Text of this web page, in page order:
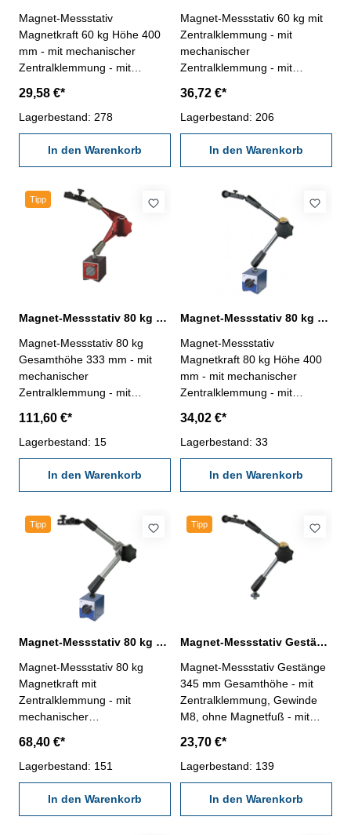
Magnet-Messstativ
Magnetkraft 60 kg Höhe 400
mm - mit mechanischer
Zentralklemmung - mit
mit 8 mm Aufnahme - mit
Ein/Ausschalter und
Prismenfuß Gesamthöhe: 400
mm Magnetkraft: 60 kg
Magnetfuß (LxBxH) mm: 59 x
29,58 €*
Lagerbestand: 278
In den Warenkorb
Magnet-Messstativ 60 kg mit
Zentralklemmung - mit
mechanischer
Zentralklemmung - mit
Messuhren mit 8 mm
Aufnahme - mit
Ein/Ausschalter und
Prismenfuß Gesamthöhe: 348
mm Magnetkraft: 60 kg
50 x 55, Gewinde M8
36,72 €*
Lagerbestand: 206
In den Warenkorb
Tipp
Magnet-Messstativ 80 kg Gesamthöhe 333 mm mit Zentralklemmung
Magnet-Messstativ 80 kg
Gesamthöhe 333 mm - mit
mechanischer
Zentralklemmung - mit
mit 8 mm Aufnahme - mit
Ein/Aus- Schalter und
Prismenfuß - im
Aluminiumkoffer Gesamthöhe:
333 mm Magnetkraft: 80 kg
50 x 55, Gewinde M8
111,60 €*
Lagerbestand: 15
In den Warenkorb
Magnet-Messstativ 80 kg Magnetkraft mit Zentralklemmung Höhe 400 mm
Magnet-Messstativ
Magnetkraft 80 kg Höhe 400
mm - mit mechanischer
Zentralklemmung - mit
mit 8 mm Aufnahme - mit
Ein/Ausschalter und
Prismenfuß Gesamthöhe: 400
mm Magnetkraft: 80 kg
Magnetfuß (LxBxH) mm: 61 x
34,02 €*
Lagerbestand: 33
In den Warenkorb
Tipp
Magnet-Messstativ 80 kg mit Zentralklemmung Gesamthöhe 430 mm
Magnet-Messstativ 80 kg
Magnetkraft mit
Zentralklemmung - mit
mechanischer
Feineinstellung - für Messuhr
mit 8 mm Aufnahme -
Magnetkraft 80 kg - mit
Ein/Ausschalter und
Prismenfuß - Fuß: L 61 x B 50
68,40 €*
Lagerbestand: 151
In den Warenkorb
Tipp
Magnet-Messstativ Gestänge 345 mm Gesamthöhe mit Zentralklemmung
Magnet-Messstativ Gestänge
345 mm Gesamthöhe - mit
Zentralklemmung, Gewinde
M8, ohne Magnetfuß - mit
Messuhren mit 8 mm
Aufnahme - Gesamthöhe 345
mm
23,70 €*
Lagerbestand: 139
In den Warenkorb